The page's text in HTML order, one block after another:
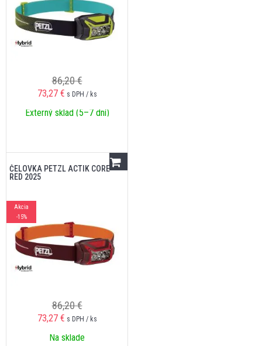
86,20 €
73,27 € s DPH / ks
Externý sklad (5–7 dní)
ČELOVKA PETZL ACTIK CORE
RED 2025
Akcia
-15%
86,20 €
73,27 € s DPH / ks
Na sklade